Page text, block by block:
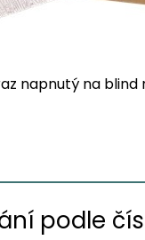
napnutý na
podle